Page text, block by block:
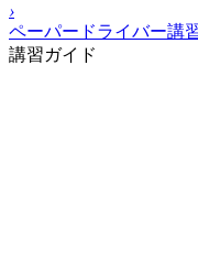
›
ペーパードライバー講
講習ガイド